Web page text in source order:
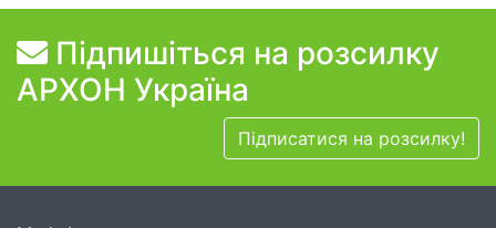
Підпишіться на розсилку
АРХОН Україна
Підписатися на розсилку!